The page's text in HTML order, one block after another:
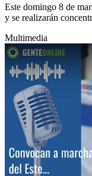
Este domingo 8 de
y se realizarán
Multimedia